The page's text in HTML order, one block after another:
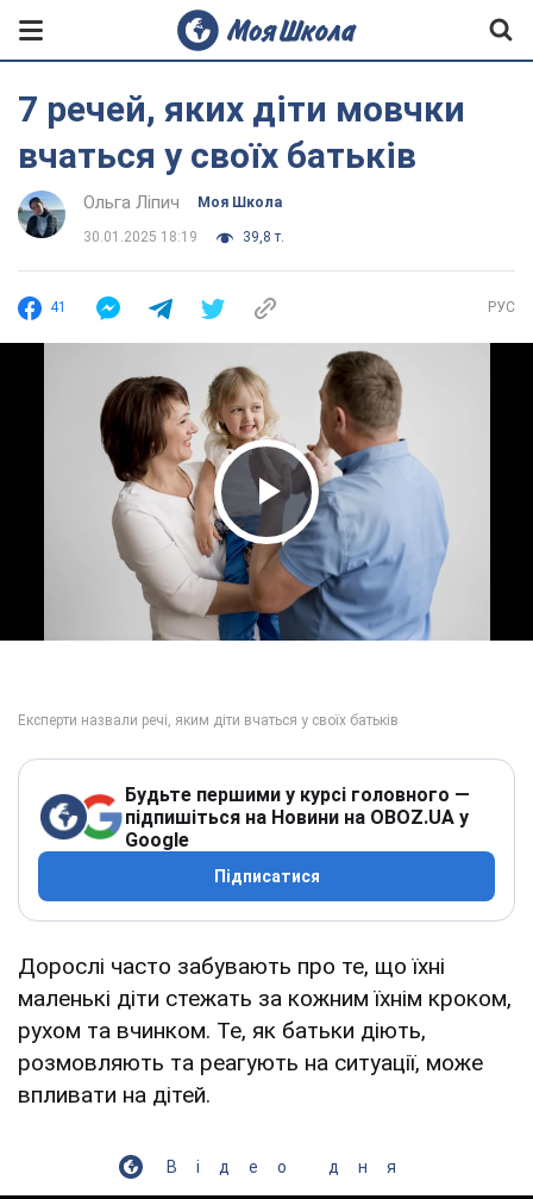
7 речей, яких діти мовчки
вчаться у своїх батьків
Ольга Ліпич Моя Школа
30.01.2025 18:19 39,8 т.
41 РУС
Play Video
Будьте першими у курсі головного —
підпишіться на Новини на OBOZ.UA у
Google
Підписатися
Дорослі часто забувають про те, що їхні
маленькі діти стежать за кожним їхнім кроком,
рухом та вчинком. Те, як батьки діють,
розмовляють та реагують на ситуації, може
впливати на дітей.
Відео дня